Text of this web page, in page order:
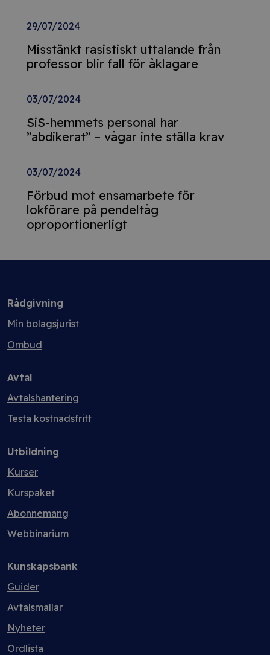
29/07/2024
Misstänkt rasistiskt uttalande från
professor blir fall för åklagare
03/07/2024
SiS-hemmets personal har
”abdikerat” – vågar inte ställa krav
03/07/2024
Förbud mot ensamarbete för
lokförare på pendeltåg
oproportionerligt
Rådgivning
Min bolagsjurist
Ombud
Avtal
Avtalshantering
Testa kostnadsfritt
Utbildning
Kurser
Kurspaket
Abonnemang
Webbinarium
Kunskapsbank
Guider
Avtalsmallar
Nyheter
Ordlista